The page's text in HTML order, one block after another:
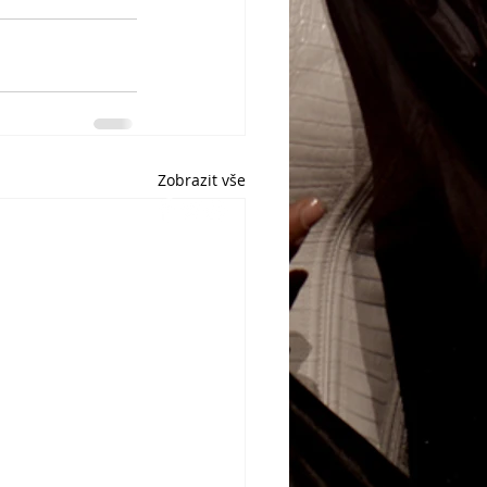
Zobrazit vše